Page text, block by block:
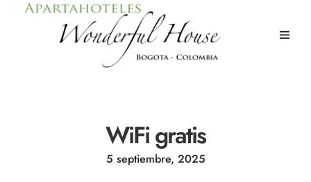
WiFi gratis
5 septiembre, 2025